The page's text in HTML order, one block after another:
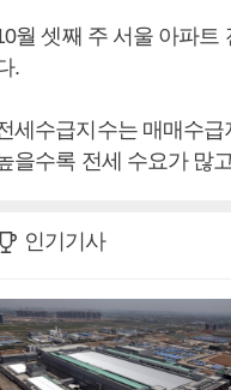
월 셋째 주 서울 아파트
.
세수급지수는 매매수
을수록 전세 수요가 많
인기기사